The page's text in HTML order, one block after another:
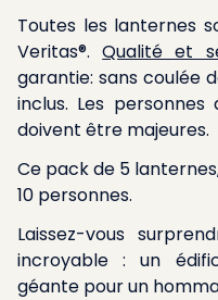
Toutes les lanternes
Veritas®.Qualité et
garantie: sans coulée
inclus. Les
doivent être majeures.
Ce pack de 5
10 personnes.
Laissez-vous
incroyable : un
géante pour un